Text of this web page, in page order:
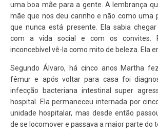
uma boa mãe para a gente. A lembrança
mãe que nos deu carinho e não como uma
que nunca está presente. Ela sabia
com a vida social e com os convites.
inconcebível vê-la como mito de beleza. Ela
Segundo Álvaro, há cinco anos Martha
fêmur e após voltar para casa foi
infecção bacteriana intestinal super
hospital. Ela permaneceu internada por
unidade hospitalar, mas desde então
de se locomover e passava a maior parte do